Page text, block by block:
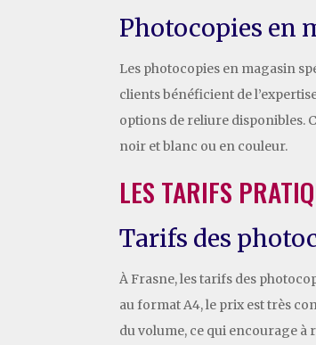
Photocopies en
Les photocopies en magasin
clients bénéficient de
options de reliure disponibles.
noir et blanc ou en couleur.
LES TARIFS
Tarifs des
À Frasne, les tarifs des
au format A4, le prix est très
du volume, ce qui encourage